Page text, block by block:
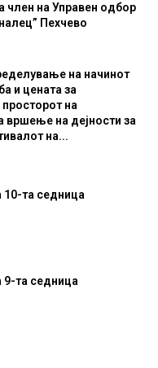
член на Управен одбор
Пехчево
на начинот
и цената за
на
вршење на дејности за
на...
10-та седница
9-та седница